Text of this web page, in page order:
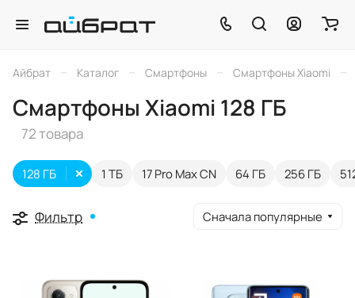
Айбрат – Каталог – Смартфоны – Смартфоны Xiaomi –
Смартфоны Xiaomi 128 ГБ
72 товара
1 ТБ 17 Pro Max CN 64 ГБ
128 ГБ 256 ГБ
Фильтр Сначала популярные